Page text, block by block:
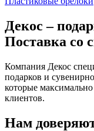
Декос –
Поставка со
Компания Декос
подарков и
которые
клиентов.
Нам